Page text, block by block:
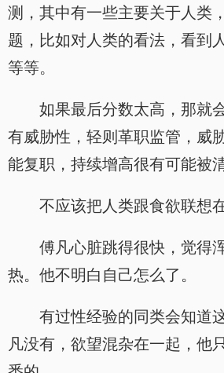
测，其中有一些主要关于人类
题，比如对人类的看法，看到
等等。
如果最后分数太高，那就
有威胁性，轻则革职监管，威
能复职，持续增高很有可能被
不应该把人类跟食欲联想
傅凡心脏跳得很快，觉得
热。他不明白自己怎么了。
有过性经验的同类会知道
凡没有，欲望混杂在一起，他